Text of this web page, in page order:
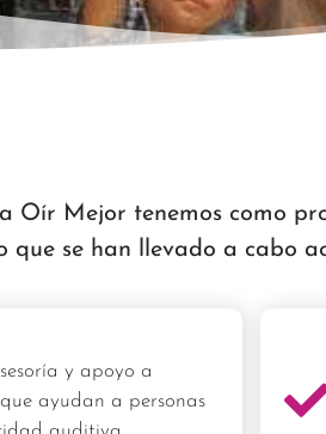
Oír Mejor tenemos como
que se han llevado a cabo
y apoyo a
ayudan a personas